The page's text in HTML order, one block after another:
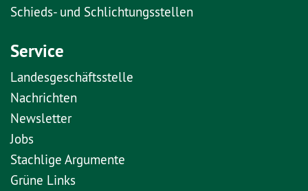
Schieds- und Schlichtungsstellen
Service
Landesgeschäftsstelle
Nachrichten
Newsletter
Jobs
Stachlige Argumente
Grüne Links